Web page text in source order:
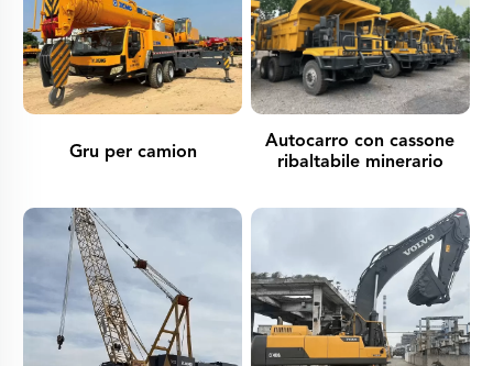
Gru per camion
Autocarro con cassone
ribaltabile minerario